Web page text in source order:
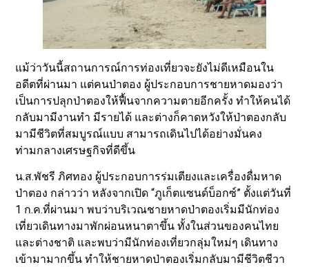
แม้ว่าวันนี้สถานการณ์การท่องเที่ยวจะยังไม่ดีเหมือนใน
อดีตที่ผ่านมา แต่คนป่าตอง ผู้ประกอบการชายหาดมองว่า
เป็นการปลุกป่าตองให้ฟื้นจากความตายอีกครั้ง ทำให้คนได้
กลับมามีงานทำ มีรายได้ และต่างก็คาดหวังให้ป่าตองกลับ
มามีชีวิตที่สมบูรณ์แบบ สามารถเดินไปได้อย่างมั่นคง
ท่ามกลางเศรษฐกิจที่ดีขึ้น
น.ส.พัชรี ภิศทอง ผู้ประกอบการร่มเตียงและเครื่องดื่มหาด
ป่าตอง กล่าวว่า หลังจากเปิด “ภูเก็ตแซนด์บ็อกซ์” ตั้งแต่วันที่
1 ก.ค.ที่ผ่านมา พบว่าบริเวณชายหาดป่าตองเริ่มมีนักท่อง
เที่ยวเดินทางมาพักผ่อนหนาตาขึ้น ทั้งในส่วนของคนไทย
และต่างชาติ และพบว่ามีนักท่องเที่ยวกลุ่มใหม่ๆ เดินทาง
เข้ามามากขึ้น ทำให้ชายหาดป่าตองเริ่มกลับมามีชีวิตชีวา